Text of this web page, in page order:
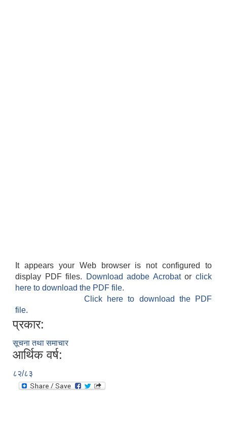
It appears your Web browser is not configured to
display PDF files.
Download adobe Acrobatorclick
here to download the PDF file.
Click here to download the PDF
file.
प्रकार:
सूचना तथा समाचार
आर्थिक वर्ष:
८२/८३